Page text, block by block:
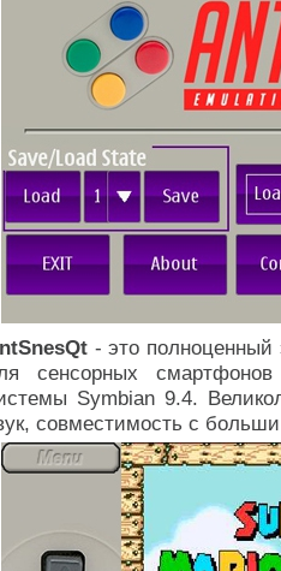
- это полноценный
сенсорных
Symbian 9.4.
совместимость с